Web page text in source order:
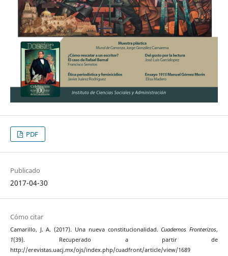
PDF
Publicado
2017-04-30
Cómo citar
Camarillo, J. A. (2017). Una nueva constitucionalidad.Cuadernos Fronterizos,
1(39). Recuperado a partir de
http://erevistas.uacj.mx/ojs/index.php/cuadfront/article/view/1689